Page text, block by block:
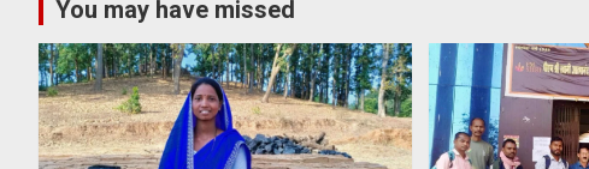
You may have missed